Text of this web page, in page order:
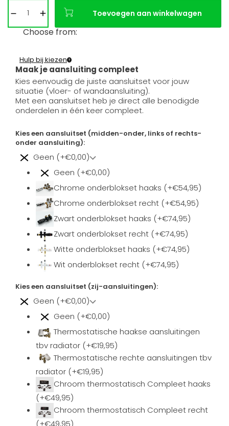
Toevoegen aan winkelwagen
Choose from:
Maak je aansluiting compleet
Hulp bij kiezen
Kies eenvoudig de juiste aansluitset voor jouw
situatie (vloer- of wandaansluiting).
Met een aansluitset heb je direct alle benodigde
onderdelen in één keer compleet.
Kies een aansluitset (midden-onder, links of rechts-
onder aansluiting):
Geen (+€0,00)
Geen (+€0,00)
Chrome onderblokset haaks (+€54,95)
Chrome onderblokset recht (+€54,95)
Zwart onderblokset haaks (+€74,95)
Zwart onderblokset recht (+€74,95)
Witte onderblokset haaks (+€74,95)
Wit onderblokset recht (+€74,95)
Kies een aansluitset (zij-aansluitingen):
Geen (+€0,00)
Geen (+€0,00)
Thermostatische haakse aansluitingen
tbv radiator (+€19,95)
Thermostatische rechte aansluitingen tbv
radiator (+€19,95)
Chroom thermostatisch Compleet haaks
(+€49,95)
Chroom thermostatisch Compleet recht
(+€49,95)